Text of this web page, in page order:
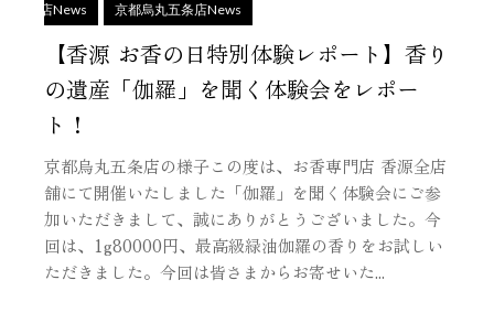
上野店News 京都烏丸五条店News
【香源 お香の日特別体験レポート】香り
の遺産「伽羅」を聞く体験会をレポー
ト！
京都烏丸五条店の様子この度は、お香専門店 香源全店
舗にて開催いたしました「伽羅」を聞く体験会にご参
加いただきまして、誠にありがとうございました。今
回は、1g80000円、最高級緑油伽羅の香りをお試しい
ただきました。今回は皆さまからお寄せいた...